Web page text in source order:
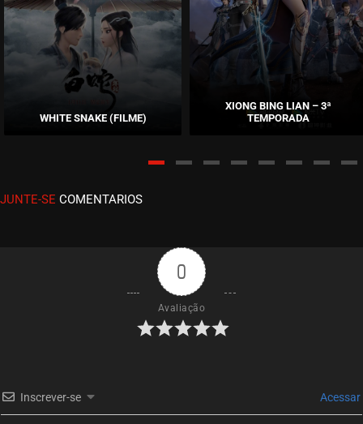
ASSISTIDO
EPISÓDIO 11
setembro 17, 2020
EPISÓDIO 10
ASSISTIDO
EPISÓDIO 08
setembro 17, 2020
EPISÓDIO 07
EPISÓDIO 06
WHITE SNAKE (FILME)
XIONG BING LIAN – 3ª
TEMPORADA
JUNTE-SE COMENTARIOS
0
Avaliação
Inscrever-se Acessar